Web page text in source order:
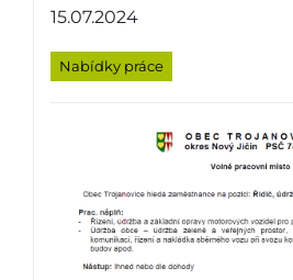
15.07.2024
Nabídky práce